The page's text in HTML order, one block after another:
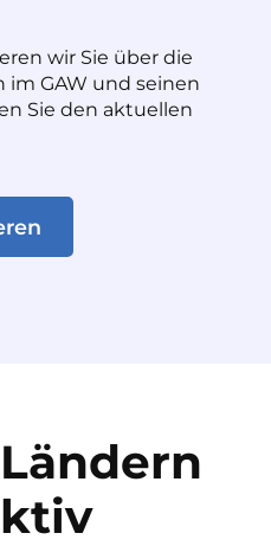
wir Sie über die
GAW und seinen
Sie den aktuellen